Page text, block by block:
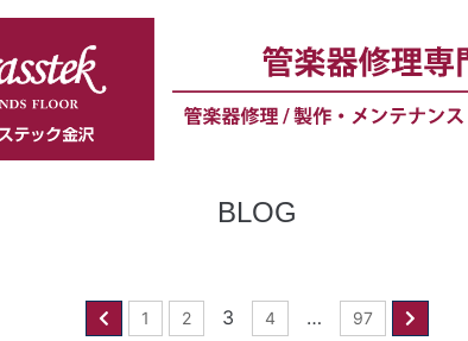
BLOG
1 2 3 4 … 97